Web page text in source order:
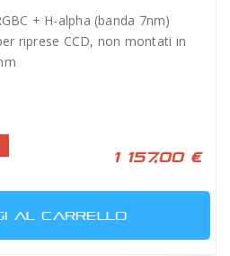
+ H-alpha (banda 7nm)
riprese CCD, non montati in
1 157,00 €
AL CARRELLO